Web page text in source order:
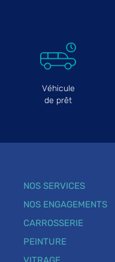
Véhicule
de prêt
NOS SERVICES
NOS ENGAGEMENTS
CARROSSERIE
PEINTURE